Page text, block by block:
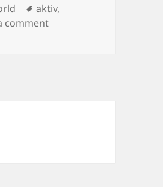
Tags
aktiv,
commenton Aktiv werden gegen